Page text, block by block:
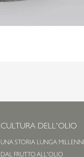
CULTURA DELL'OLIO
UNA STORIA LUNGA MILLENNI
DAL FRUTTO ALL'OLIO